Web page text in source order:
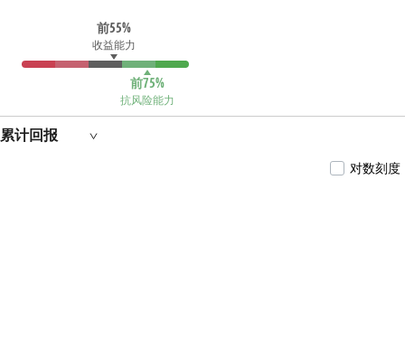
金基金经理。2023年12月26日至今担任泰康中
证同业存单AAA指数7天持有期证券投资基金
前55%
收益能力
前75%
抗风险能力
累计回报
对数刻度